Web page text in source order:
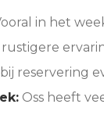
in het
reservering
Oss heeft